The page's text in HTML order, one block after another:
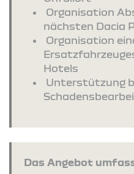
Organisation
nächsten Dacia
Organisation
Hotels
Unterstützung
Das Angebot